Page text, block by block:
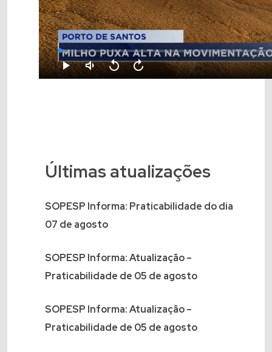
Últimas atualizações
SOPESP Informa: Praticabilidade do dia
07 de agosto
SOPESP Informa: Atualização –
Praticabilidade de 05 de agosto
SOPESP Informa: Atualização –
Praticabilidade de 05 de agosto